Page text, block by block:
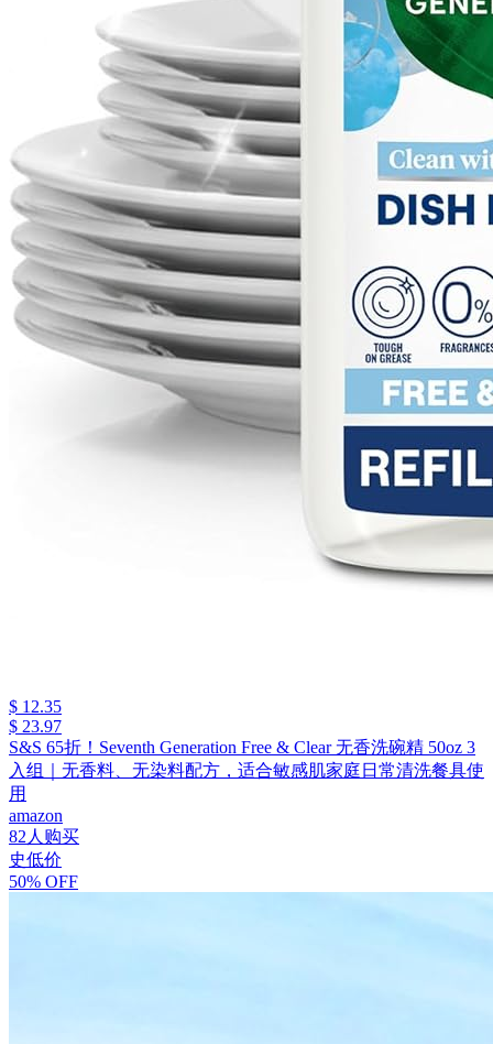
$ 12.35
$ 23.97
S&S 65折！Seventh Generation Free & Clear 无香洗碗精 50oz 3
入组｜无香料、无染料配方，适合敏感肌家庭日常清洗餐具使
用
amazon
82人购买
史低价
50% OFF